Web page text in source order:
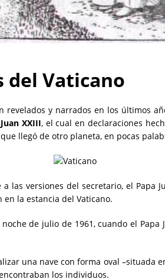
del Vaticano
revelados y narrados en los últimos
XXIII, el cual en declaraciones
llegó de otro planeta, en pocas
las versiones del secretario, el
la estancia del Vaticano.
de julio de 1961, cuando el
una nave con forma oval –situada
los individuos.